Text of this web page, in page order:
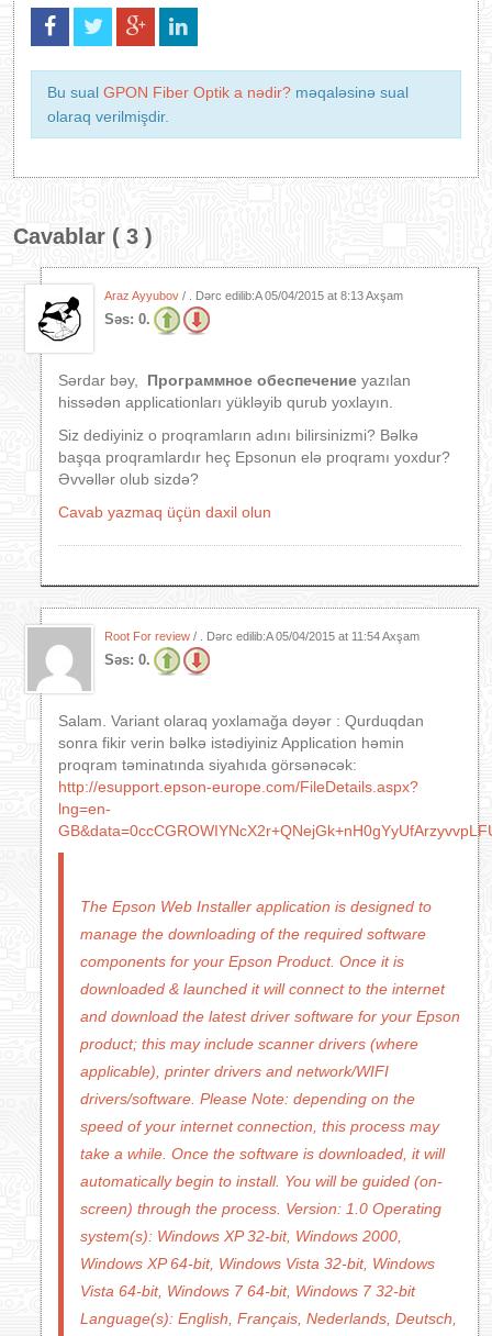
Bu sual GPON Fiber Optik a nədir? məqaləsinə sual
olaraq verilmişdir.
Cavablar ( 3 )
Araz Ayyubov / . Dərc edilib:A05/04/2015 at 8:13 Axşam
Səs: 0.
Sərdar bəy, Программное обеспечение yazılan
hissədən applicationları yükləyib qurub yoxlayın.
Siz dediyiniz o proqramların adını bilirsinizmi? Bəlkə
başqa proqramlardır heç Epsonun elə proqramı yoxdur?
Əvvəllər olub sizdə?
Cavab yazmaq üçün daxil olun
Root For review / . Dərc edilib:A05/04/2015 at 11:54 Axşam
Səs: 0.
Salam. Variant olaraq yoxlamağa dəyər : Qurduqdan
sonra fikir verin bəlkə istədiyiniz Application həmin
proqram təminatında siyahıda görsənəcək:
http://esupport.epson-europe.com/FileDetails.aspx?
lng=en-
The Epson Web Installer application is designed to
manage the downloading of the required software
components for your Epson Product. Once it is
downloaded & launched it will connect to the internet
and download the latest driver software for your Epson
product; this may include scanner drivers (where
applicable), printer drivers and network/WIFI
drivers/software. Please Note: depending on the
speed of your internet connection, this process may
take a while. Once the software is downloaded, it will
automatically begin to install. You will be guided (on-
screen) through the process. Version: 1.0 Operating
system(s): Windows XP 32-bit, Windows 2000,
Windows XP 64-bit, Windows Vista 32-bit, Windows
Vista 64-bit, Windows 7 64-bit, Windows 7 32-bit
Language(s): English, Français, Nederlands, Deutsch,